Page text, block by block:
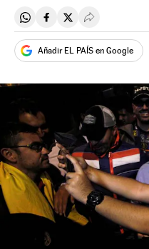
Compartir en Whatsapp
Compartir en
Compartir en
Desplegar
Añadir EL PAÍS en Google